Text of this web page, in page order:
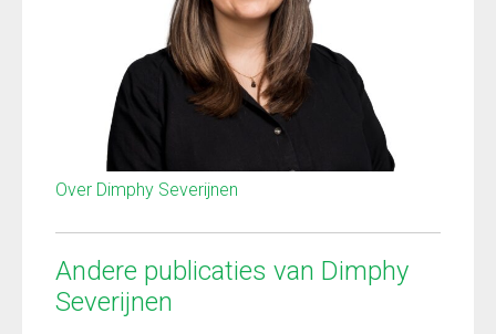
Over Dimphy Severijnen
Andere publicaties van Dimphy
Severijnen